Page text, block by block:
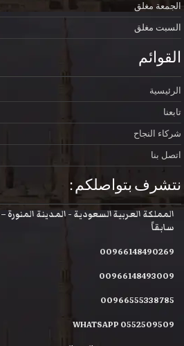
الجمعة مغلق
السبت مغلق
القوائم
الرئيسية
تابعنا
شركاء النجاح
اتصل بنا
نتشرف بتواصلكم :
المملكة العربية السعودية - المدينة المنورة
سابقاً
00966148490269
00966148493009
00966555338785
WHATSAPP 0552509509